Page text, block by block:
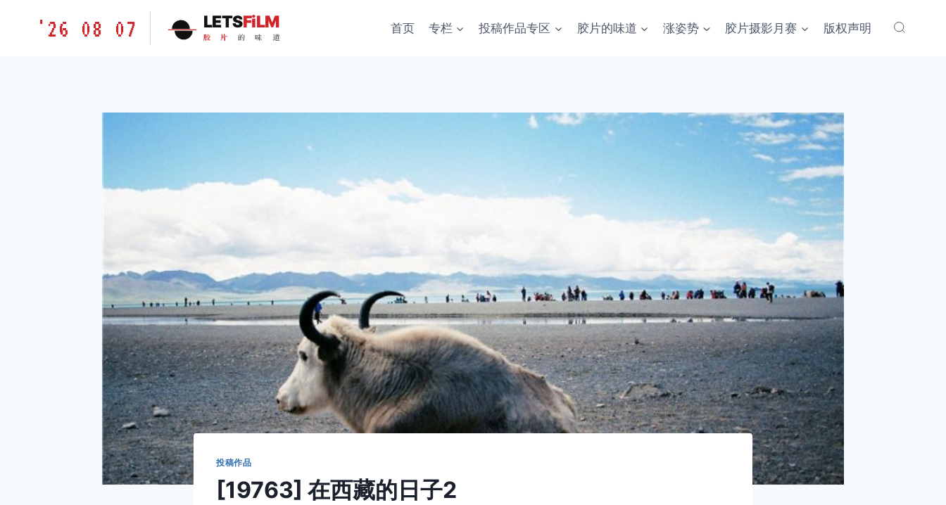
胶'26 08 07 LETSFiLM
胶 片 的 味 道
首页 专栏 投稿作品专区 胶片的味道 涨姿势 胶片摄影月赛 版权声明
投稿作品
[19763] 在西藏的日子2